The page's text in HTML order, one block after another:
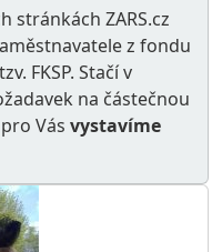
stránkách ZARS.cz
z fondu
FKSP. Stačí v
na částečnou
Vás vystavíme